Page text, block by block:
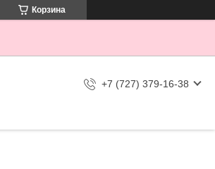
Корзина
+7 (727) 379-16-38